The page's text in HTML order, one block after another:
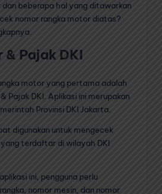
beberapa hal yang ditawarkan
nomor rangka motor diatas?
& Pajak DKI
motor yang pertama adalah
Pajak DKI. Aplikasi ini merupakan
Provinsi DKI Jakarta.
digunakan untuk mengecek
terdaftar di wilayah DKI
ini, pengguna perlu
nomor mesin, dan nomor